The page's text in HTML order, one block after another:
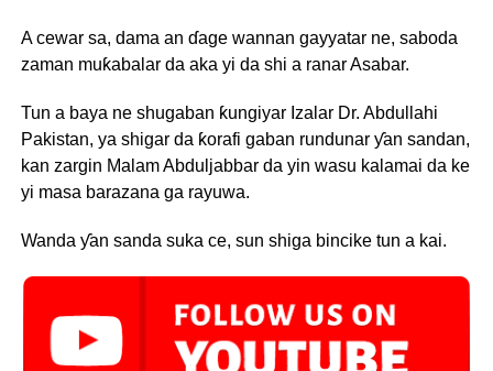
A cewar sa, dama an ɗage wannan gayyatar ne, saboda
zaman muƙabalar da aka yi da shi a ranar Asabar.
Tun a baya ne shugaban ƙungiyar Izalar Dr. Abdullahi
Pakistan, ya shigar da ƙorafi gaban rundunar ƴan sandan,
kan zargin Malam Abduljabbar da yin wasu kalamai da ke
yi masa barazana ga rayuwa.
Wanda ƴan sanda suka ce, sun shiga bincike tun a kai.